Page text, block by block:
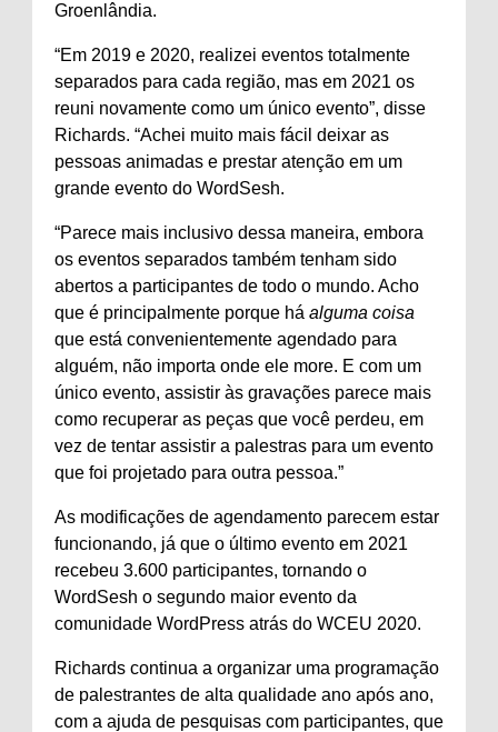
Groenlândia.
“Em 2019 e 2020, realizei eventos totalmente
separados para cada região, mas em 2021 os
reuni novamente como um único evento”, disse
Richards. “Achei muito mais fácil deixar as
pessoas animadas e prestar atenção em um
grande evento do WordSesh.
“Parece mais inclusivo dessa maneira, embora
os eventos separados também tenham sido
abertos a participantes de todo o mundo. Acho
que é principalmente porque há alguma coisa
que está convenientemente agendado para
alguém, não importa onde ele more. E com um
único evento, assistir às gravações parece mais
como recuperar as peças que você perdeu, em
vez de tentar assistir a palestras para um evento
que foi projetado para outra pessoa.”
As modificações de agendamento parecem estar
funcionando, já que o último evento em 2021
recebeu 3.600 participantes, tornando o
WordSesh o segundo maior evento da
comunidade WordPress atrás do WCEU 2020.
Richards continua a organizar uma programação
de palestrantes de alta qualidade ano após ano,
com a ajuda de pesquisas com participantes, que